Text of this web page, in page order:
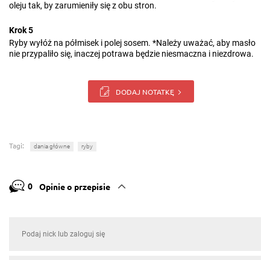
oleju tak, by zarumieniły się z obu stron.
Krok 5
Ryby wyłóż na półmisek i polej sosem. *Należy uważać, aby masło
nie przypaliło się, inaczej potrawa będzie niesmaczna i niezdrowa.
DODAJ NOTATKĘ
Tagi: dania główne ryby
0 Opinie o przepisie